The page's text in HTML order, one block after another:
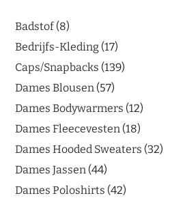
Badstof 8
Bedrijfs-Kleding 17
Caps/Snapbacks 139
Dames Blousen 57
Dames Bodywarmers 12
Dames Fleecevesten 18
Dames Hooded Sweaters 32
Dames Jassen 44
Dames Poloshirts 42